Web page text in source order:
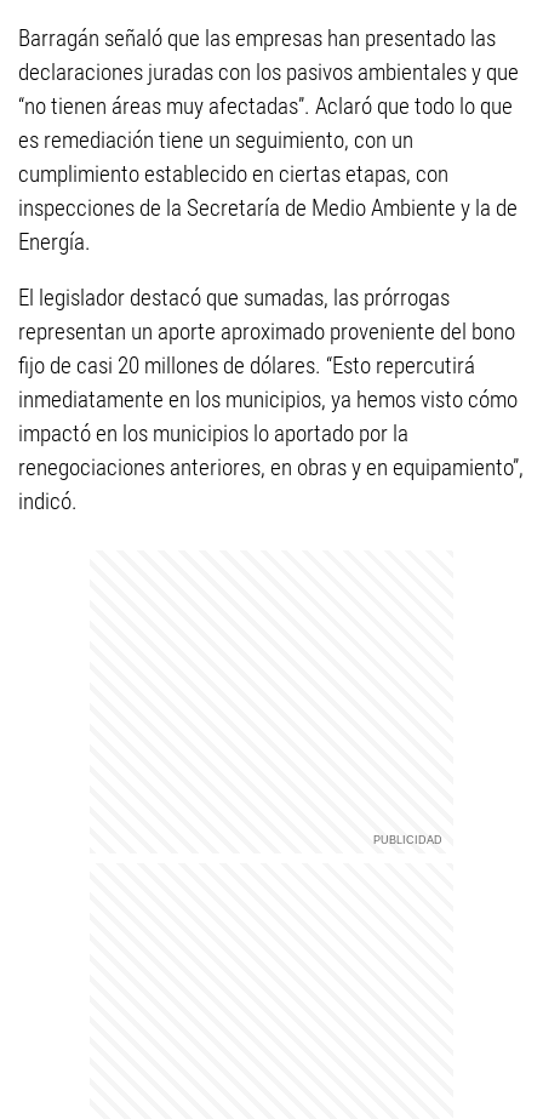
Barragán señaló que las empresas han presentado las
declaraciones juradas con los pasivos ambientales y que
“no tienen áreas muy afectadas”. Aclaró que todo lo que
es remediación tiene un seguimiento, con un
cumplimiento establecido en ciertas etapas, con
inspecciones de la Secretaría de Medio Ambiente y la de
Energía.
El legislador destacó que sumadas, las prórrogas
representan un aporte aproximado proveniente del bono
fijo de casi 20 millones de dólares. “Esto repercutirá
inmediatamente en los municipios, ya hemos visto cómo
impactó en los municipios lo aportado por la
renegociaciones anteriores, en obras y en equipamiento”,
indicó.